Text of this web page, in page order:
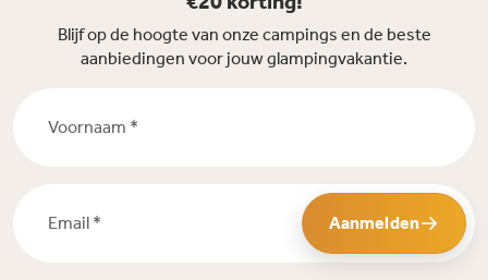
Blijf op de hoogte van onze campings en de beste
aanbiedingen voor jouw glampingvakantie.
Aanmelden